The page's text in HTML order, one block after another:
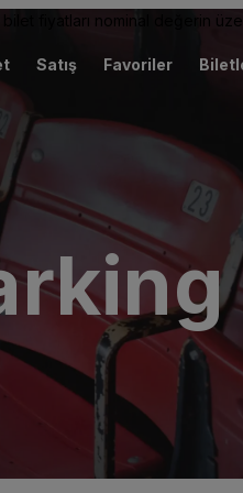
bilet fiyatları nominal değerin
Satış Favoriler